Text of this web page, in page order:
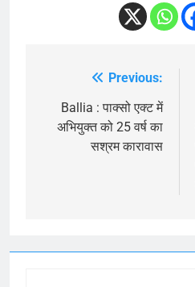
navigation
Previous:
Ballia : पाक्सो एक्ट में
अभियुक्त को 25 वर्ष का
सश्रम कारावास